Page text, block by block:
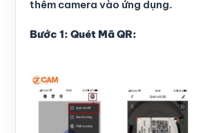
thêm camera vào ứng dụng.
Bước 1: Quét Mã QR: